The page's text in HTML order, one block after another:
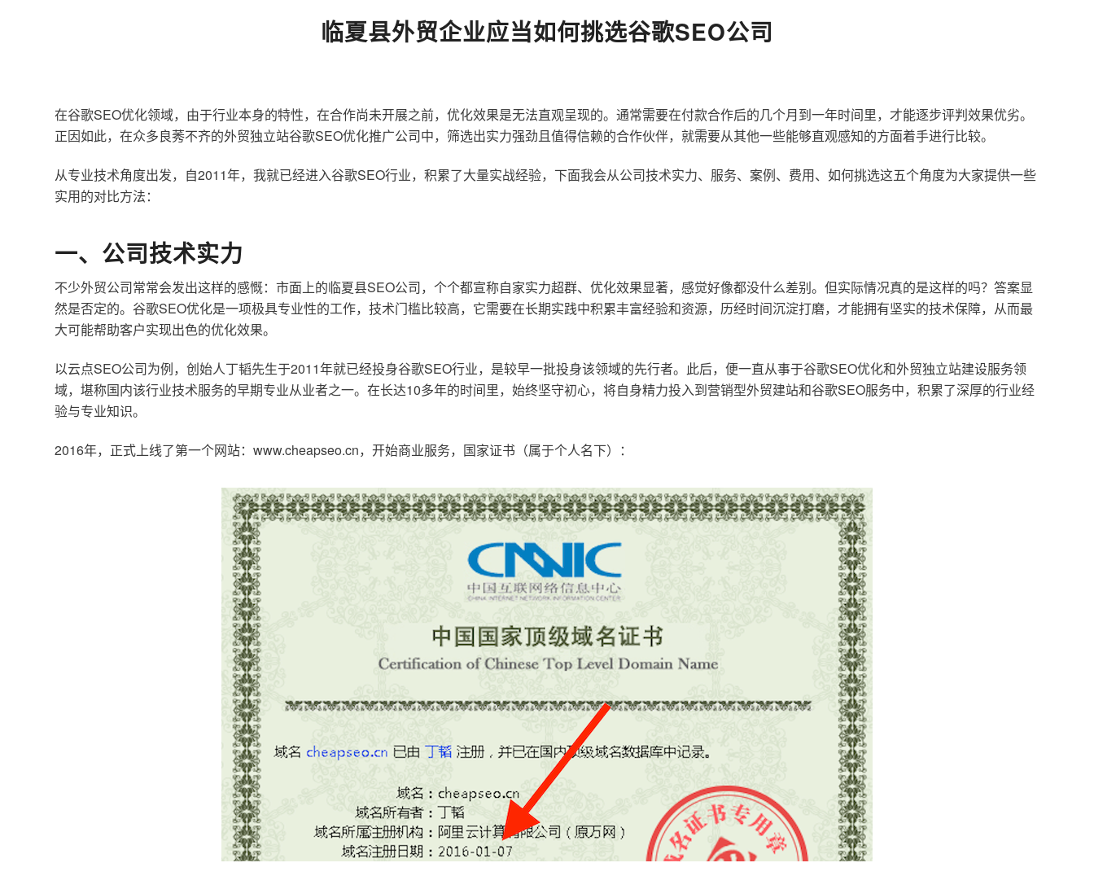
临夏县外贸企业应当如何挑选谷歌SEO公司
在谷歌SEO优化领域，由于行业本身的特性，在合作尚未开展之前，优化效果是无法直观呈现的。通常需要在付款合作后的几个月到一年时间里，才能逐步评判效果优劣。
正因如此，在众多良莠不齐的外贸独立站谷歌SEO优化推广公司中，筛选出实力强劲且值得信赖的合作伙伴，就需要从其他一些能够直观感知的方面着手进行比较。
从专业技术角度出发，自2011年，我就已经进入谷歌SEO行业，积累了大量实战经验，下面我会从公司技术实力、服务、案例、费用、如何挑选这五个角度为大家提供一些
实用的对比方法：
一、公司技术实力
不少外贸公司常常会发出这样的感慨：市面上的临夏县SEO公司，个个都宣称自家实力超群、优化效果显著，感觉好像都没什么差别。但实际情况真的是这样的吗？答案显
然是否定的。谷歌SEO优化是一项极具专业性的工作，技术门槛比较高，它需要在长期实践中积累丰富经验和资源，历经时间沉淀打磨，才能拥有坚实的技术保障，从而最
大可能帮助客户实现出色的优化效果。
以云点SEO公司为例，创始人丁韬先生于2011年就已经投身谷歌SEO行业，是较早一批投身该领域的先行者。此后，便一直从事于谷歌SEO优化和外贸独立站建设服务领
域，堪称国内该行业技术服务的早期专业从业者之一。在长达10多年的时间里，始终坚守初心，将自身精力投入到营销型外贸建站和谷歌SEO服务中，积累了深厚的行业经
验与专业知识。
2016年，正式上线了第一个网站：www.cheapseo.cn，开始商业服务，国家证书（属于个人名下）：